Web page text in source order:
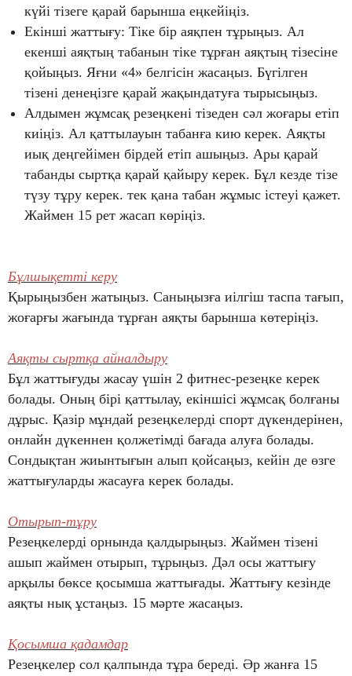
күйі тізеге қарай барынша еңкейіңіз.
Екінші жаттығу: Тіке бір аяқпен тұрыңыз. Ал
екенші аяқтың табанын тіке тұрған аяқтың тізесіне
қойыңыз. Яғни «4» белгісін жасаңыз. Бүгілген
тізені денеңізге қарай жақындатуға тырысыңыз.
Алдымен жұмсақ резеңкені тізеден сәл жоғары етіп
киіңіз. Ал қаттылауын табанға кию керек. Аяқты
иық деңгейімен бірдей етіп ашыңыз. Ары қарай
табанды сыртқа қарай қайыру керек. Бұл кезде тізе
түзу тұру керек. тек қана табан жұмыс істеуі қажет.
Жаймен 15 рет жасап көріңіз.
Бұлшықетті керу
Қырыңызбен жатыңыз. Саныңызға иілгіш таспа тағып,
жоғарғы жағында тұрған аяқты барынша көтеріңіз.
Аяқты сыртқа айналдыру
Бұл жаттығуды жасау үшін 2 фитнес-резеңке керек
болады. Оның бірі қаттылау, екіншісі жұмсақ болғаны
дұрыс. Қазір мұндай резеңкелерді спорт дүкендерінен,
онлайн дүкеннен қолжетімді бағада алуға болады.
Сондықтан жиынтығын алып қойсаңыз, кейін де өзге
жаттығуларды жасауға керек болады.
Отырып-тұру
Резеңкелерді орнында қалдырыңыз. Жаймен тізені
ашып жаймен отырып, тұрыңыз. Дәл осы жаттығу
арқылы бөксе қосымша жаттығады. Жаттығу кезінде
аяқты нық ұстаңыз. 15 мәрте жасаңыз.
Қосымша қадамдар
Резеңкелер сол қалпында тұра береді. Әр жанға 15